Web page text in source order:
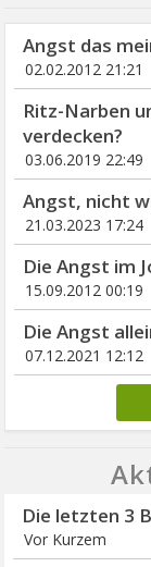
Angst das
02.02.2012 21:21
Ritz-Narben
verdecken?
03.06.2019 22:49
Angst, nicht
21.03.2023 17:24
Die Angst im
15.09.2012 00:19
Die Angst
07.12.2021 12:12
Die letzten 3
Vor Kurzem